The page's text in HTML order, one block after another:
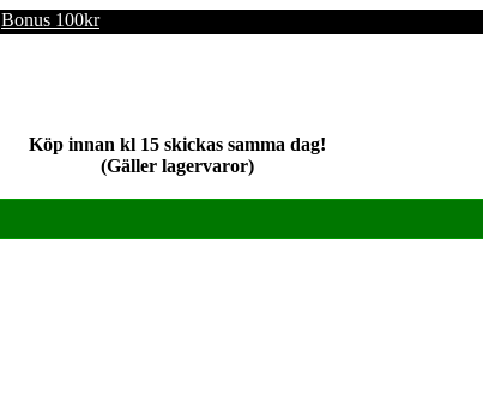
Bonus 100kr
Köp innan kl 15 skickas samma dag!
(Gäller lagervaror)